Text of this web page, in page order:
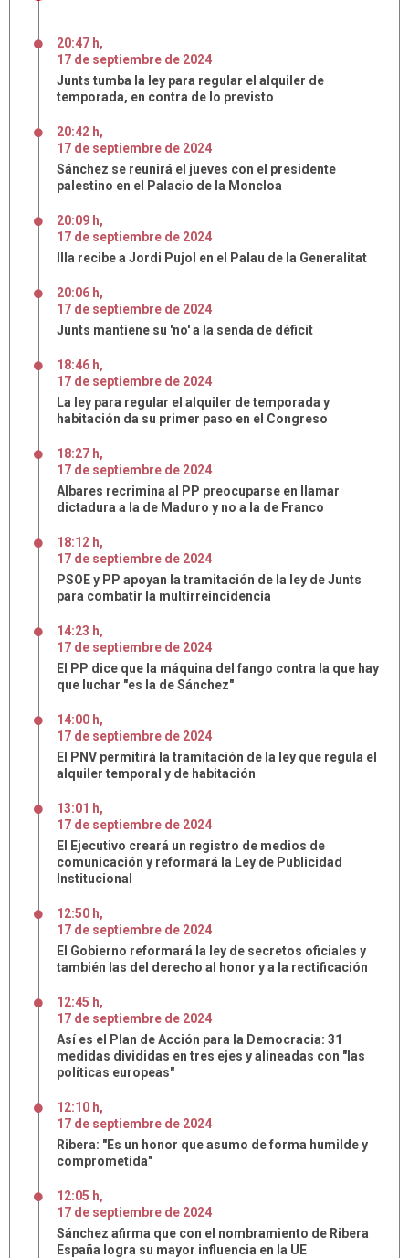
20:47 h,
17 de septiembre de 2024
Junts tumba la ley para regular el alquiler de
temporada, en contra de lo previsto
20:42 h,
17 de septiembre de 2024
Sánchez se reunirá el jueves con el presidente
palestino en el Palacio de la Moncloa
20:09 h,
17 de septiembre de 2024
Illa recibe a Jordi Pujol en el Palau de la Generalitat
20:06 h,
17 de septiembre de 2024
Junts mantiene su 'no' a la senda de déficit
18:46 h,
17 de septiembre de 2024
La ley para regular el alquiler de temporada y
habitación da su primer paso en el Congreso
18:27 h,
17 de septiembre de 2024
Albares recrimina al PP preocuparse en llamar
dictadura a la de Maduro y no a la de Franco
18:12 h,
17 de septiembre de 2024
PSOE y PP apoyan la tramitación de la ley de Junts
para combatir la multirreincidencia
14:23 h,
17 de septiembre de 2024
El PP dice que la máquina del fango contra la que hay
que luchar "es la de Sánchez"
14:00 h,
17 de septiembre de 2024
El PNV permitirá la tramitación de la ley que regula el
alquiler temporal y de habitación
13:01 h,
17 de septiembre de 2024
El Ejecutivo creará un registro de medios de
comunicación y reformará la Ley de Publicidad
Institucional
12:50 h,
17 de septiembre de 2024
El Gobierno reformará la ley de secretos oficiales y
también las del derecho al honor y a la rectificación
12:45 h,
17 de septiembre de 2024
Así es el Plan de Acción para la Democracia: 31
medidas divididas en tres ejes y alineadas con "las
políticas europeas"
12:10 h,
17 de septiembre de 2024
Ribera: "Es un honor que asumo de forma humilde y
comprometida"
12:05 h,
17 de septiembre de 2024
Sánchez afirma que con el nombramiento de Ribera
España logra su mayor influencia en la UE